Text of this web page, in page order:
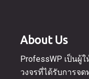
About Us
ProfessWP เป็น
วงจรที่ได้รับการจ